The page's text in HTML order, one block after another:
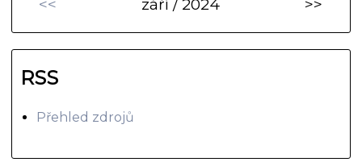
RSS
Přehled zdrojů